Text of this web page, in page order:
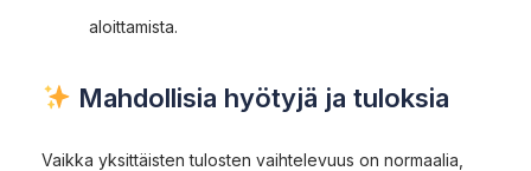
aloittamista.
Mahdollisia hyötyjä ja tuloksia
Vaikka yksittäisten tulosten vaihtelevuus on normaalia,